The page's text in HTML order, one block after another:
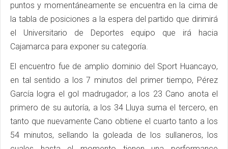
puntos y momentáneamente se encuentra en la cima de
la tabla de posiciones a la espera del partido que dirimirá
el Universitario de Deportes equipo que irá hacia
Cajamarca para exponer su categoría.
El encuentro fue de amplio dominio del Sport Huancayo,
en tal sentido a los 7 minutos del primer tiempo, Pérez
García logra el gol madrugador; a los 23 Cano anota el
primero de su autoría, a los 34 Lluya suma el tercero, en
tanto que nuevamente Cano obtiene el cuarto tanto a los
54 minutos, sellando la goleada de los sullaneros, los